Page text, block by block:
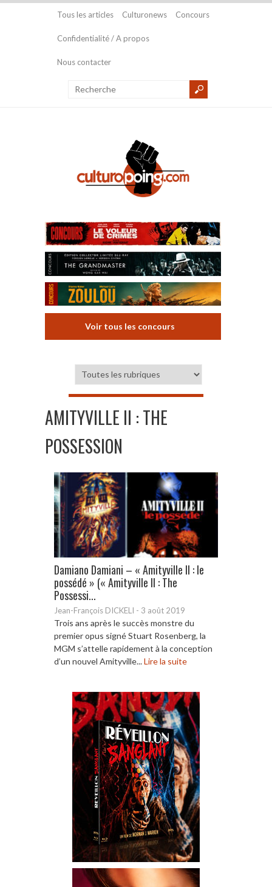
Tous les articles Culturonews Concours
Confidentialité / A propos
Nous contacter
Voir tous les concours
AMITYVILLE II : THE
POSSESSION
Damiano Damiani – « Amityville II : le
possédé » (« Amityville II : The
Possessi...
Jean-François DICKELI - 3 août 2019
Trois ans après le succès monstre du
premier opus signé Stuart Rosenberg, la
MGM s’attelle rapidement à la conception
d’un nouvel Amityville...Lire la suite